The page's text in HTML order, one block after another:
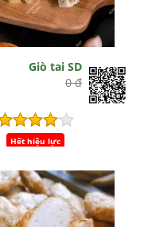
Giò tai SD
0 đ
Hết hiệu lực